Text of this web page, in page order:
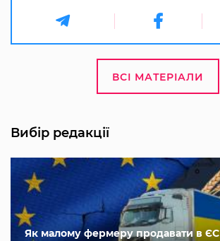
ВСІ МАТЕРІАЛИ
Вибір редакції
Як малому фермеру продавати в ЄС